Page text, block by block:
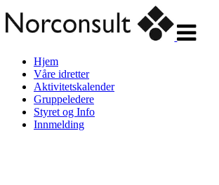
navigasjon
Hjem
Våre idretter
Aktivitetskalender
Gruppeledere
Styret og Info
Innmelding